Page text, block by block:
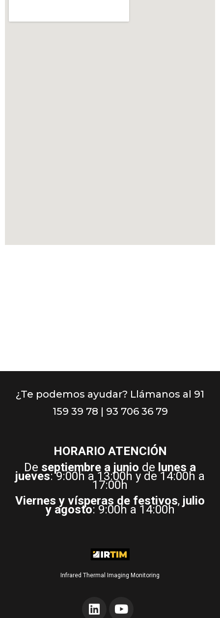
¿Te podemos ayudar? Llámanos al 91
159 39 78 | 93 706 36 79
HORARIO ATENCIÓN
De septiembre a junio de lunes a
jueves: 9:00h a 13:00h y de 14:00h a
17:00h
Viernes y vísperas de festivos, julio
y agosto: 9:00h a 14:00h
Infrared Thermal Imaging Monitoring